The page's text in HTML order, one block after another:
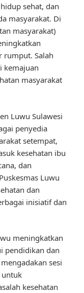
sehat, dan
masyarakat. Di
masyarakat)
rumput. Salah
kemajuan
masyarakat
Luwu Sulawesi
penyedia
setempat,
kesehatan ibu
dan
Luwu
dan
inisiatif dan
meningkatkan
pendidikan dan
sesi
untuk
kesehatan